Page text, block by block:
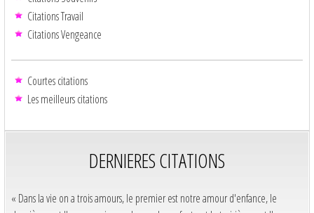
Citations Travail
Citations Vengeance
Courtes citations
Les meilleurs citations
DERNIERES CITATIONS
« Dans la vie on a trois amours, le premier est notre amour d'enfance, le